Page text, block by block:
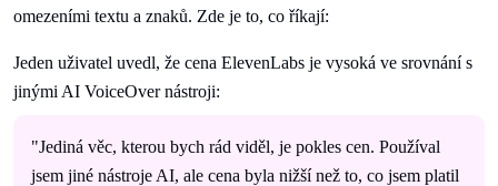
omezeními textu a znaků. Zde je to, co říkají:
Jeden uživatel uvedl, že cena ElevenLabs je vysoká ve srovnání s
jinými AI VoiceOver nástroji:
"Jediná věc, kterou bych rád viděl, je pokles cen. Používal
jsem jiné nástroje AI, ale cena byla nižší než to, co jsem platil